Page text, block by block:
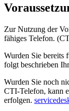
Zur Nutzung der
fähiges Telefon.
Wurden Sie bereits
folgt beschrieben
Wurden Sie noch
CTI-Telefon, kann
erfolgen.